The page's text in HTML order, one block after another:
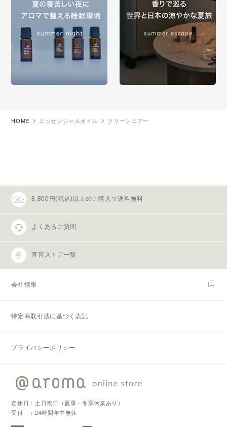
HOME エッセンシャルオイル クリーンエアー
8,800円(税込)以上のご購入で送料無料
よくあるご質問
直営ストア一覧
会社情報
特定商取引法に基づく表記
プライバシーポリシー
定休日：土日祝日（夏季・冬季休業あり）
受付 ：24時間年中無休